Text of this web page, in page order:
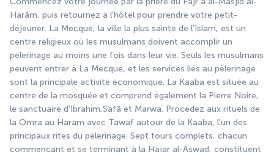
Harâm, puis retournez à l'hôtel pour prendre votre petit-
déjeuner. La Mecque, la ville la plus sainte de l'Islam, est un
centre religieux où les musulmans doivent accomplir un
pèlerinage au moins une fois dans leur vie. Seuls les musulmans
peuvent entrer à La Mecque, et les services liés au pèlerinage
sont la principale activité économique. La Kaaba est située au
centre de la mosquée et comprend également la Pierre Noire,
le sanctuaire d'Ibrahim,Safâ et Marwa. Procédez aux rituels de
la Omra au Haram avec Tawaf autour de la Kaaba, l'un des
principaux rites du pèlerinage. Sept tours complets, chacun
commençant et se terminant à la Hajar al-Aswad, constituent